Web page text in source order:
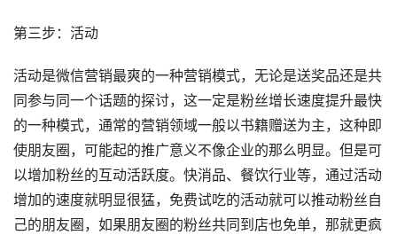
第三步：活动
活动是微信营销最爽的一种营销模式，无论是送奖品还是共
同参与同一个话题的探讨，这一定是粉丝增长速度提升最快
的一种模式，通常的营销领域一般以书籍赠送为主，这种即
使朋友圈，可能起的推广意义不像企业的那么明显。但是可
以增加粉丝的互动活跃度。快消品、餐饮行业等，通过活动
增加的速度就明显很猛，免费试吃的活动就可以推动粉丝自
己的朋友圈，如果朋友圈的粉丝共同到店也免单，那就更疯